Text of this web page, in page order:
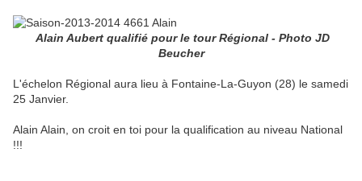
Alain Aubert qualifié pour le tour Régional - Photo JD
Beucher
L'échelon Régional aura lieu à Fontaine-La-Guyon (28) le samedi
25 Janvier.
Alain Alain, on croit en toi pour la qualification au niveau National
!!!